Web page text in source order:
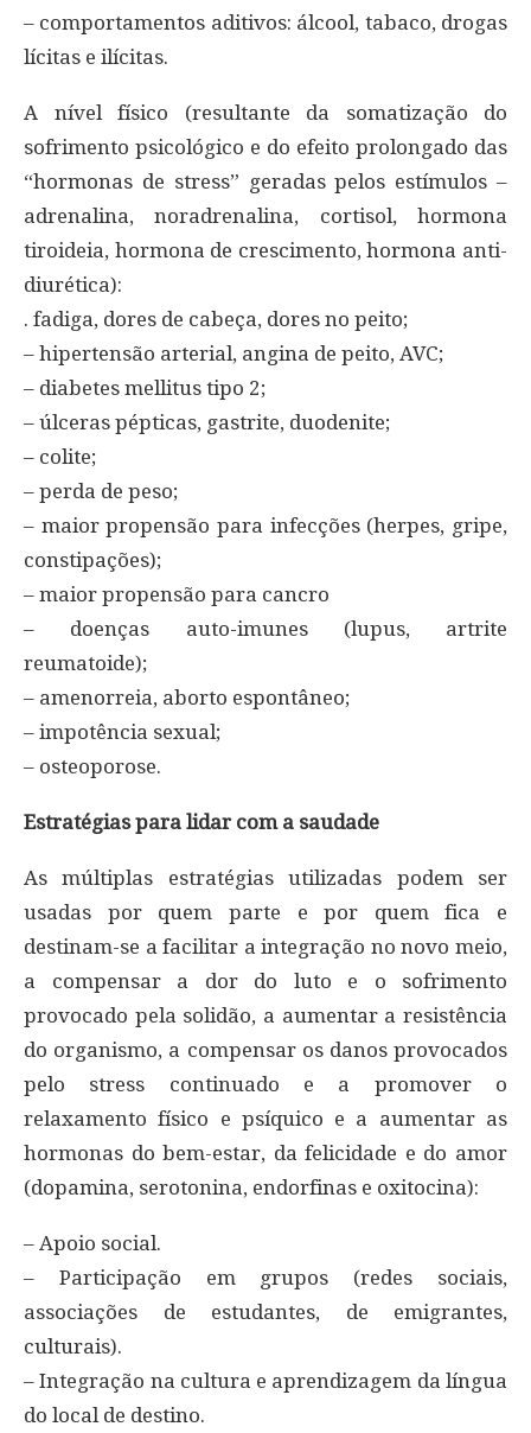
– comportamentos aditivos: álcool, tabaco, drogas
lícitas e ilícitas.
A nível físico (resultante da somatização do
sofrimento psicológico e do efeito prolongado das
“hormonas de stress” geradas pelos estímulos –
adrenalina, noradrenalina, cortisol, hormona
tiroideia, hormona de crescimento, hormona anti-
diurética):
. fadiga, dores de cabeça, dores no peito;
– hipertensão arterial, angina de peito, AVC;
– diabetes mellitus tipo 2;
– úlceras pépticas, gastrite, duodenite;
– colite;
– perda de peso;
– maior propensão para infecções (herpes, gripe,
constipações);
– maior propensão para cancro
– doenças auto-imunes (lupus, artrite
reumatoide);
– amenorreia, aborto espontâneo;
– impotência sexual;
– osteoporose.
Estratégias para lidar com a saudade
As múltiplas estratégias utilizadas podem ser
usadas por quem parte e por quem fica e
destinam-se a facilitar a integração no novo meio,
a compensar a dor do luto e o sofrimento
provocado pela solidão, a aumentar a resistência
do organismo, a compensar os danos provocados
pelo stress continuado e a promover o
relaxamento físico e psíquico e a aumentar as
hormonas do bem-estar, da felicidade e do amor
(dopamina, serotonina, endorfinas e oxitocina):
– Apoio social.
– Participação em grupos (redes sociais,
associações de estudantes, de emigrantes,
culturais).
– Integração na cultura e aprendizagem da língua
do local de destino.